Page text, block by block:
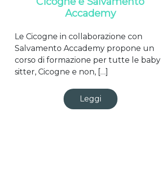
Accademy
Le Cicogne in collaborazione con
Salvamento Accademy propone un
corso di formazione per tutte le baby
sitter, Cicogne e non, […]
Leggi